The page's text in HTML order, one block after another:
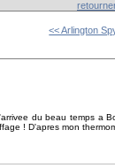
<< Arlington
du beau temps a
! D'apres mon